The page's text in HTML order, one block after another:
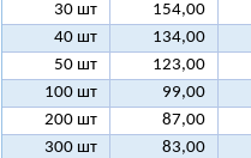
30 шт
154,00
40 шт
134,00
50 шт
123,00
100 шт
99,00
200 шт
87,00
300 шт
83,00